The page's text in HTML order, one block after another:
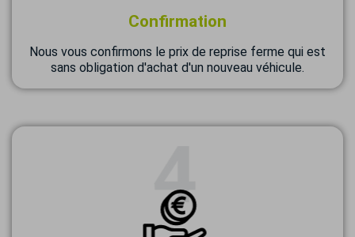
Confirmation
Nous vous confirmons le prix de reprise ferme qui est
sans obligation d'achat d'un nouveau véhicule.